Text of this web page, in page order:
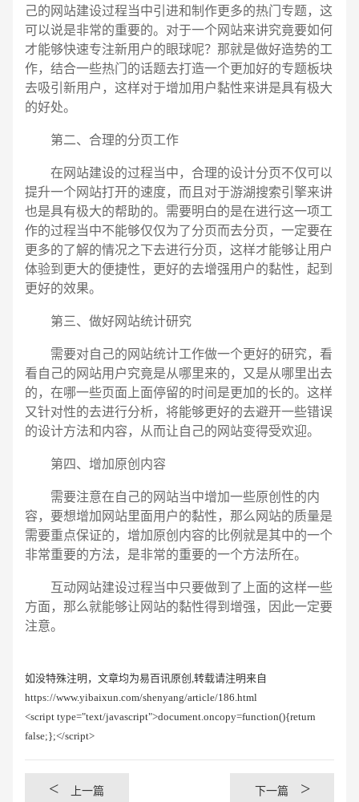
己的网站建设过程当中引进和制作更多的热门专题，这
可以说是非常的重要的。对于一个网站来讲究竟要如何
才能够快速专注新用户的眼球呢？那就是做好造势的工
作，结合一些热门的话题去打造一个更加好的专题板块
去吸引新用户，这样对于增加用户黏性来讲是具有极大
的好处。
第二、合理的分页工作
在网站建设的过程当中，合理的设计分页不仅可以
提升一个网站打开的速度，而且对于游湖搜索引擎来讲
也是具有极大的帮助的。需要明白的是在进行这一项工
作的过程当中不能够仅仅为了分页而去分页，一定要在
更多的了解的情况之下去进行分页，这样才能够让用户
体验到更大的便捷性，更好的去增强用户的黏性，起到
更好的效果。
第三、做好网站统计研究
需要对自己的网站统计工作做一个更好的研究，看
看自己的网站用户究竟是从哪里来的，又是从哪里出去
的，在哪一些页面上面停留的时间是更加的长的。这样
又针对性的去进行分析，将能够更好的去避开一些错误
的设计方法和内容，从而让自己的网站变得受欢迎。
第四、增加原创内容
需要注意在自己的网站当中增加一些原创性的内
容，要想增加网站里面用户的黏性，那么网站的质量是
需要重点保证的，增加原创内容的比例就是其中的一个
非常重要的方法，是非常的重要的一个方法所在。
互动网站建设过程当中只要做到了上面的这样一些
方面，那么就能够让网站的黏性得到增强，因此一定要
注意。
如没特殊注明，文章均为易百讯原创,转载请注明来自
https://www.yibaixun.com/shenyang/article/186.html
<script type="text/javascript">document.oncopy=function(){return
false;};</script>
< 上一篇 下一篇 >
电话 微信号